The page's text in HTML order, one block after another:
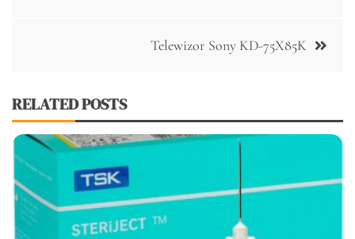
Telewizor Sony KD-75X85K
RELATED POSTS